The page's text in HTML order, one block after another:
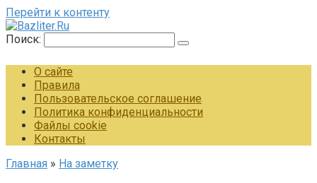
Перейти к контенту
Поиск:
О сайте
Правила
Пользовательское соглашение
Политика конфиденциальности
Файлы cookie
Контакты
Главная » На заметку